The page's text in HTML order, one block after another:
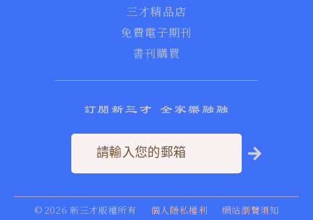
三才精品店
免費電子期刊
書刊購買
訂閱新三才 全家樂融融
© 2026 新三才版權所有 個人隱私權利 網站瀏覽須知